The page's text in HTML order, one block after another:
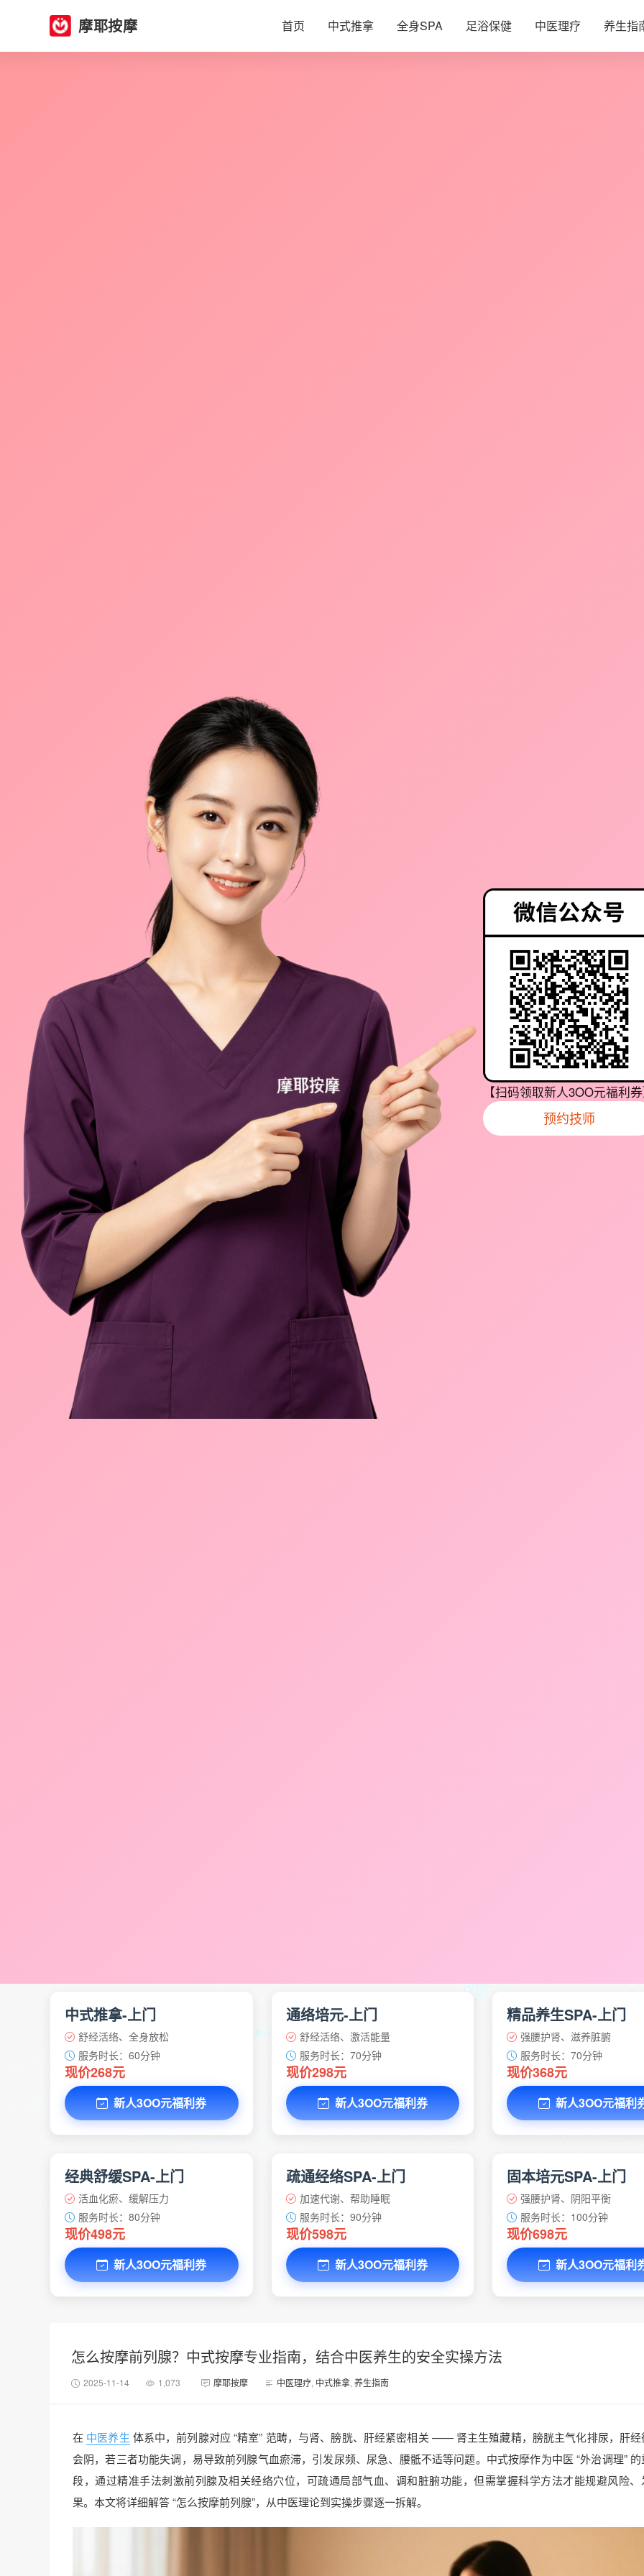
摩耶按摩 首页 中式推拿 全身SPA 足浴保健 中医理疗 养生指
【扫码领取新人3OO元福利
预约技师
中式推拿-上门
舒经活络、全身放松
服务时长：60分钟
现价268元
新人3OO元福利券
通络培元-上门
舒经活络、激活能量
服务时长：70分钟
现价298元
新人3OO元福利券
精品养生SPA-上门
强腰护肾、滋养脏腑
服务时长：70分钟
现价368元
新人3OO元福利
经典舒缓SPA-上门
活血化瘀、缓解压力
服务时长：80分钟
现价498元
新人3OO元福利券
疏通经络SPA-上门
加速代谢、帮助睡眠
服务时长：90分钟
现价598元
新人3OO元福利券
固本培元SPA-上门
强腰护肾、阴阳平衡
服务时长：100分钟
现价698元
新人3OO元福利
怎么按摩前列腺？中式按摩专业指南，结合中医养生的安全实操方法
2025-11-14 1,073 摩耶按摩 中医理疗, 中式推拿, 养生指南
在 中医养生 体系中，前列腺对应 “精室” 范畴，与肾、膀胱、肝经紧密相关 —— 肾主生殖藏精，膀胱主气化排尿，肝
会阴，若三者功能失调，易导致前列腺气血瘀滞，引发尿频、尿急、腰骶不适等问题。中式按摩作为中医 “外治调理”
段，通过精准手法刺激前列腺及相关经络穴位，可疏通局部气血、调和脏腑功能，但需掌握科学方法才能规避风险、
果。本文将详细解答 “怎么按摩前列腺”，从中医理论到实操步骤逐一拆解。​